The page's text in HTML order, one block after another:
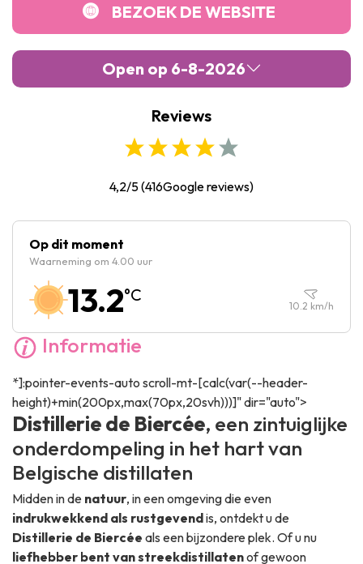
BEZOEK DE WEBSITE
Open op 6-8-2026
15:30
-15:30
Vrijdag :08:30-
Zaterdag :
Zondag :11:30-20:00
Reviews
4,2/5(416Google reviews)
Op dit moment
Waarneming om 4.00 uur
13.2°C
10.2 km/h
Informatie
*]:pointer-events-auto scroll-mt-[calc(var(--header-
height)+min(200px,max(70px,20svh)))]" dir="auto">
Distillerie de Biercée, een zintuiglijke
onderdompeling in het hart van
Belgische distillaten
Midden in de natuur, in een omgeving die even
indrukwekkend als rustgevendis, ontdekt u de
Distillerie de Biercée als een bijzondere plek. Of u nu
liefhebber bent van streekdistillatenof gewoon